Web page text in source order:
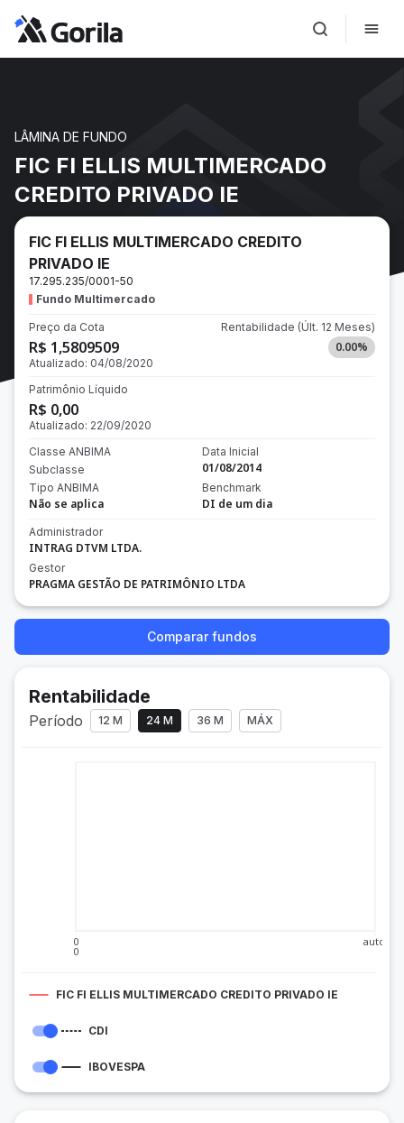
LÂMINA DE FUNDO
FIC FI ELLIS MULTIMERCADO
CREDITO PRIVADO IE
FIC FI ELLIS MULTIMERCADO CREDITO
PRIVADO IE
17.295.235/0001-50
Fundo Multimercado
Preço da Cota
R$ 1,5809509
Atualizado: 04/08/2020
Rentabilidade (Últ. 12 Meses)
0.00%
Patrimônio Líquido
R$ 0,00
Atualizado: 22/09/2020
Classe ANBIMA
Subclasse
Tipo ANBIMA
Não se aplica
Data Inicial
01/08/2014
Benchmark
DI de um dia
Administrador
INTRAG DTVM LTDA.
Gestor
PRAGMA GESTÃO DE PATRIMÔNIO LTDA
Comparar fundos
Rentabilidade
Período 12 M 24 M 36 M MÁX
0
0
auto
FIC FI ELLIS MULTIMERCADO CREDITO PRIVADO IE
CDI
IBOVESPA